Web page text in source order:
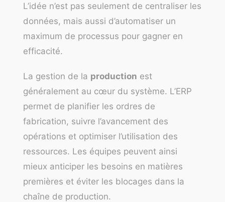
L’idée n’est pas seulement de centraliser les
données, mais aussi d’automatiser un
maximum de processus pour gagner en
efficacité.
La gestion de la production est
généralement au cœur du système. L’ERP
permet de planifier les ordres de
fabrication, suivre l’avancement des
opérations et optimiser l’utilisation des
ressources. Les équipes peuvent ainsi
mieux anticiper les besoins en matières
premières et éviter les blocages dans la
chaîne de production.